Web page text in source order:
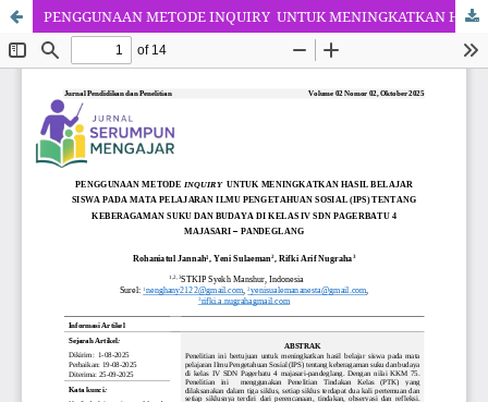
PENGGUNAAN METODE INQUIRY UNTUK MENINGKATKAN HASIL BELAJAR SISWA PADA MATA PELAJARAN ILMU PENGETAHUAN SOSIAL (IPS) TENTANG KEBERAGAMAN SUKU DAN BUDAYA DI KELAS IV SDN PAGERBATU 4 MAJASARI – PANDEGLANG